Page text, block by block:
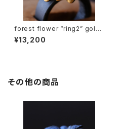
forest flower “ring2” gold l
eaf
¥13,200
その他の商品